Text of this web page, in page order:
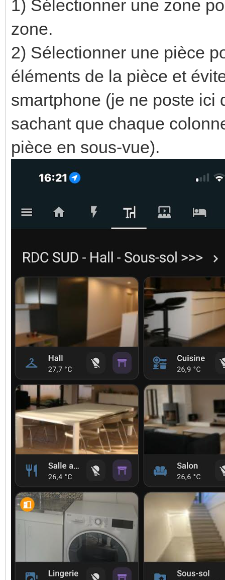
1) Sélectionner une zone
zone.
2) Sélectionner une pièce
éléments de la pièce et
smartphone (je ne poste ici
sachant que chaque
pièce en sous-vue).